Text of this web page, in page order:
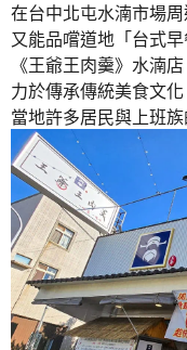
在台中北屯水湳市場
又能品嚐道地「台式
《王爺王肉羹》水湳
力於傳承傳統美食文
當地許多居民與上班族